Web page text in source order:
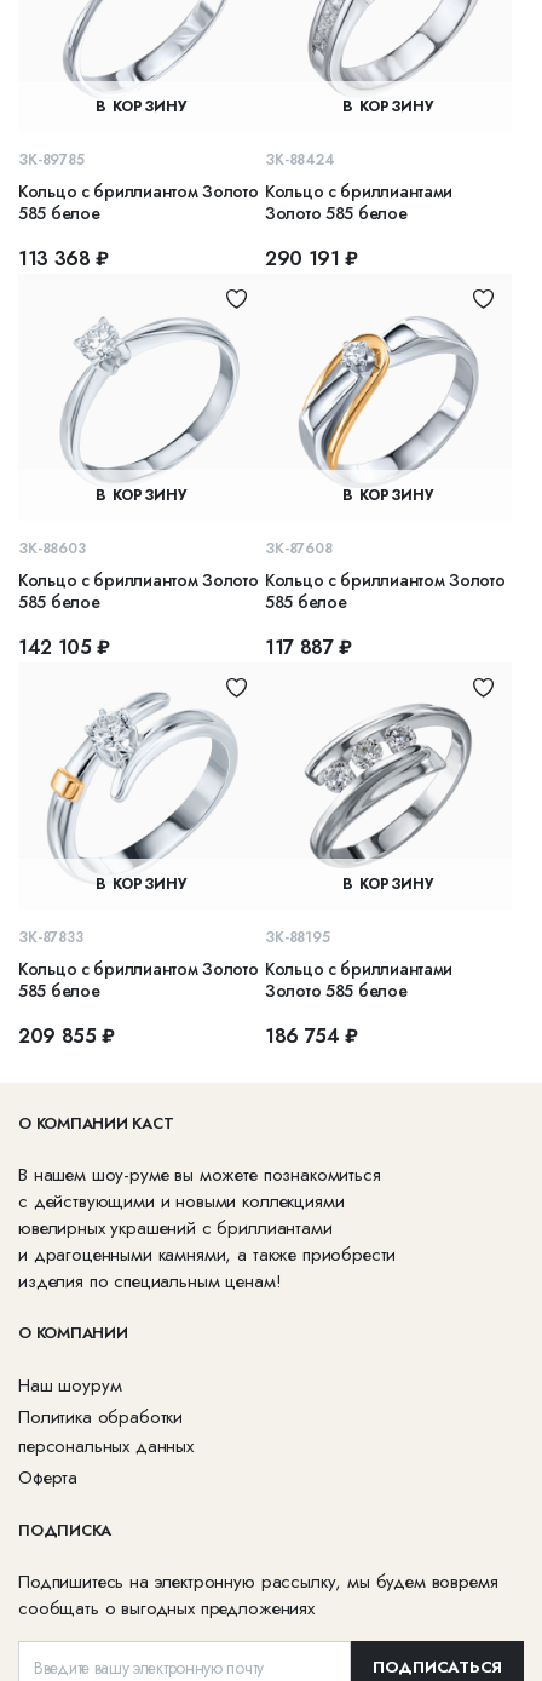
В КОРЗИНУ
ЗК-89785
Кольцо с бриллиантом Золото
585 белое
113 368 ₽
В КОРЗИНУ
ЗК-88424
Кольцо с бриллиантами
Золото 585 белое
290 191 ₽
В КОРЗИНУ
ЗК-88603
Кольцо с бриллиантом Золото
585 белое
142 105 ₽
В КОРЗИНУ
ЗК-87608
Кольцо с бриллиантом Золото
585 белое
117 887 ₽
В КОРЗИНУ
ЗК-87833
Кольцо с бриллиантом Золото
585 белое
209 855 ₽
В КОРЗИНУ
ЗК-88195
Кольцо с бриллиантами
Золото 585 белое
186 754 ₽
О КОМПАНИИ КАСТ
В нашем шоу-руме вы можете познакомиться
с действующими и новыми коллекциями
ювелирных украшений с бриллиантами
и драгоценными камнями, а также приобрести
изделия по специальным ценам!
О КОМПАНИИ
Наш шоурум
Политика обработки
персональных данных
Оферта
ПОДПИСКА
Подпишитесь на электронную рассылку, мы будем вовремя
сообщать о выгодных предложениях
ПОДПИСАТЬСЯ